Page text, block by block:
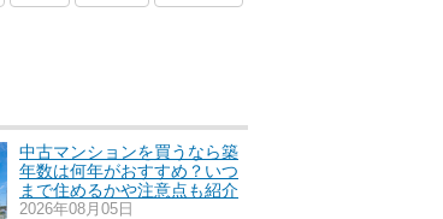
中古マンションを買うなら築
年数は何年がおすすめ？いつ
まで住めるかや注意点も紹介
2026年08月05日